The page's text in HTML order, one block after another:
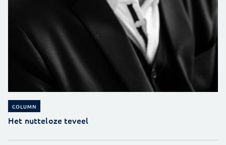
COLUMN
Het nutteloze teveel